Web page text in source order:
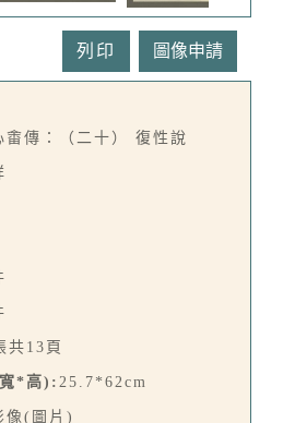
列印
畬傳：（二十） 復性說
共13頁
*高): 25.7*62cm
像(圖片)